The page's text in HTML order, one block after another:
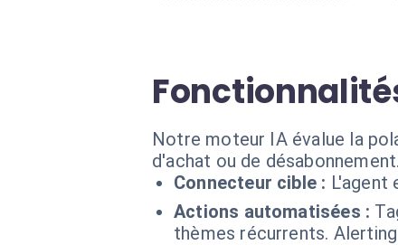
Notre moteur IA évalue la
d'achat ou de désabonnement.
Connecteur cible : L'agent
Actions automatisées :
thèmes récurrents.